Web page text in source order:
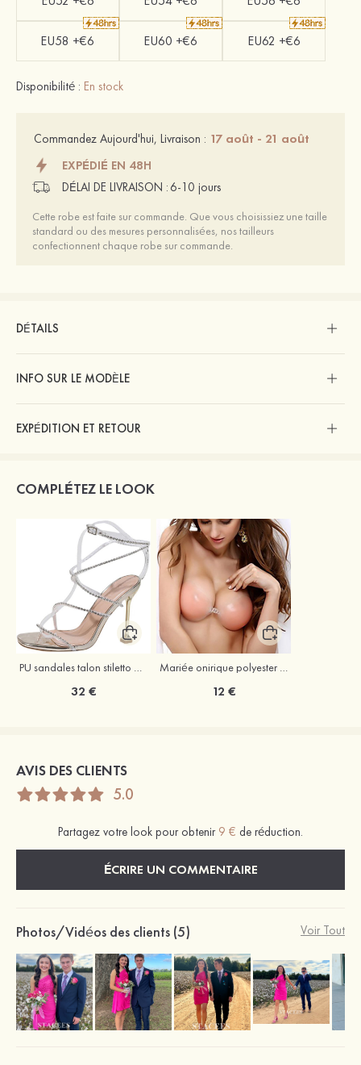
EU58 +€6 EU60 +€6 EU62 +€6
Disponibilité : En stock
Commandez Aujourd'hui, Livraison : 17 août - 21 août
EXPÉDIÉ EN 48H
DÉLAI DE LIVRAISON : 6-10 jours
Cette robe est faite sur commande. Que vous choisissiez une taille
standard ou des mesures personnalisées, nos tailleurs
confectionnent chaque robe sur commande.
DÉTAILS
INFO SUR LE MODÈLE
EXPÉDITION ET RETOUR
COMPLÉTEZ LE LOOK
PU sandales talon stiletto outdoor chaussures de mode
32 €
Mariée onirique polyester soutien-gorge
12 €
AVIS DES CLIENTS
5.0
Partagez votre look pour obtenir 9 € de réduction.
ÉCRIRE UN COMMENTAIRE
Photos/Vidéos des clients (5) Voir Tout